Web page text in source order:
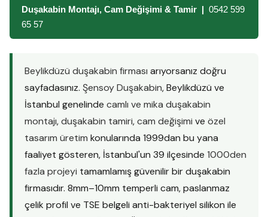
Duşakabin Montajı, Cam Değişimi & Tamir | 0542 599
65 57
Beylikdüzü duşakabin firması arıyorsanız doğru
sayfadasınız. Şensoy Duşakabin, Beylikdüzü ve
İstanbul genelinde camlı ve mika duşakabin
montajı,duşakabin tamiri,cam değişimi ve özel
tasarım üretim konularında 1999dan bu yana
faaliyet gösteren, İstanbul'un 39 ilçesinde 1000den
fazla projeyi tamamlamış güvenilir bir duşakabin
firmasıdır. 8mm–10mm temperli cam, paslanmaz
çelik profil ve TSE belgeli anti-bakteriyel silikon ile